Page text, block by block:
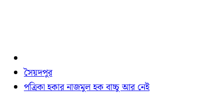
সৈয়দপুর
পত্রিকা হকার নাজমুল হক বাচ্চু আর নেই